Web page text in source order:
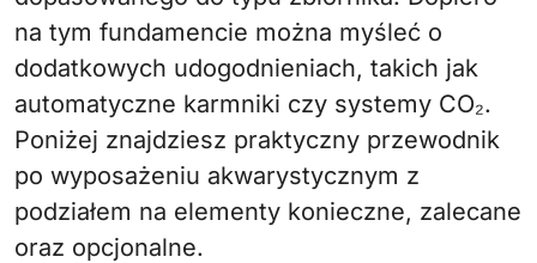
na tym fundamencie można myśleć o
dodatkowych udogodnieniach, takich jak
automatyczne karmniki czy systemy CO₂.
Poniżej znajdziesz praktyczny przewodnik
po wyposażeniu akwarystycznym z
podziałem na elementy konieczne, zalecane
oraz opcjonalne.